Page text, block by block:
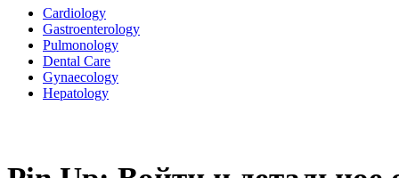
Cardiology
Gastroenterology
Pulmonology
Dental Care
Gynaecology
Hepatology